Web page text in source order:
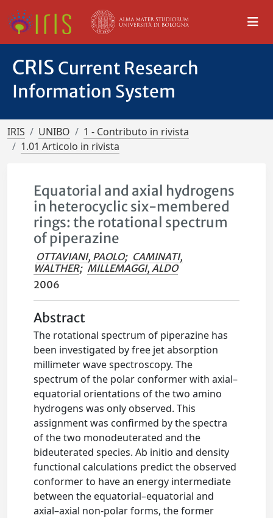
CRIS Current Research
Information System
IRIS UNIBO
1 - Contributo in rivista
1.01 Articolo in rivista
Equatorial and axial hydrogens
in heterocyclic six-membered
rings: the rotational spectrum
of piperazine
OTTAVIANI, PAOLO; CAMINATI,
WALTHER; MILLEMAGGI, ALDO
2006
Abstract
The rotational spectrum of piperazine has
been investigated by free jet absorption
millimeter wave spectroscopy. The
spectrum of the polar conformer with axial–
equatorial orientations of the two amino
hydrogens was only observed. This
assignment was confirmed by the spectra
of the two monodeuterated and the
bideuterated species. Ab initio and density
functional calculations predict the observed
conformer to have an energy intermediate
between the equatorial–equatorial and
axial–axial non-polar forms, the former